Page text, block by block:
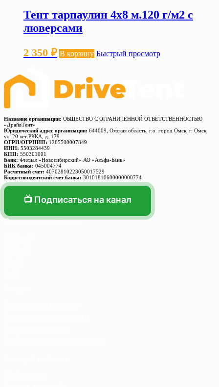
Тент тарпаулин 4х8 м.120 г/м2 с
люверсами
2 350 ₽ В корзину Быстрый просмотр
Название организации: ОБЩЕСТВО С ОГРАНИЧЕННОЙ ОТВЕТСТВЕННОСТЬЮ
«ДрайвТент»
Юридический адрес организации: 644009, Омская область, г.о. город Омск, г. Омск,
ул. 20 лет РККА, д. 179
ОГРН/ОГРНИП: 1265500007849
ИНН: 5503284439
КПП: 550301001
Банк: Филиал «Новосибирский» АО «Альфа-Банк»
БИК банка: 045004774
Расчетный счет: 40702810223050017529
Корреспондентский счет банка: 30101810600000000774
📺 Подписаться на канал
Основные разделы